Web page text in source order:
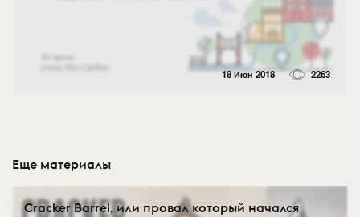
18 Июн 2018 2263
Еще материалы
Cracker Barrel, или провал который начался